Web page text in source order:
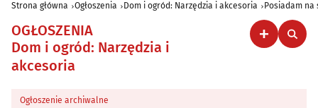
Strona główna Ogłoszenia Dom i ogród: Narzędzia i akcesoria Posiadam na
OGŁOSZENIA
Dom i ogród: Narzędzia i
akcesoria
Ogłoszenie archiwalne